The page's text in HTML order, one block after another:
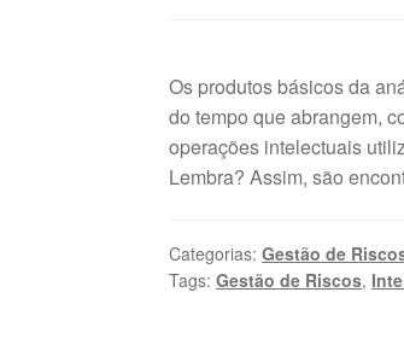
Os produtos básicos da
do tempo que abrangem,
operações intelectuais
Lembra? Assim, são
Categorias:Gestão de
Tags:Gestão de Riscos,